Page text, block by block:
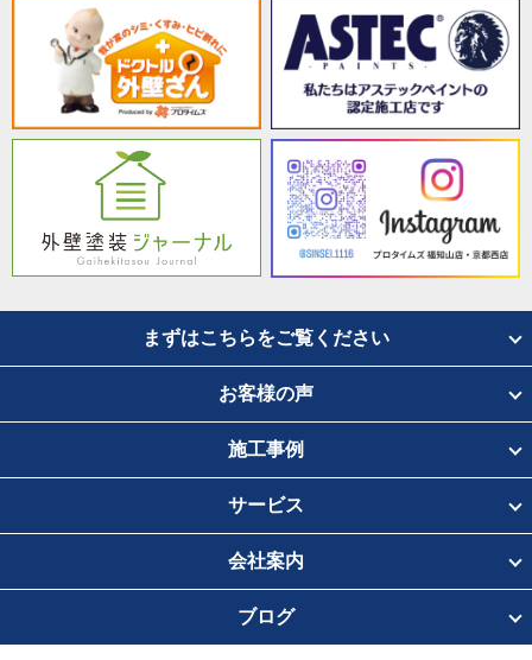
まずはこちらをご覧ください
お客様の声
施工事例
サービス
会社案内
ブログ